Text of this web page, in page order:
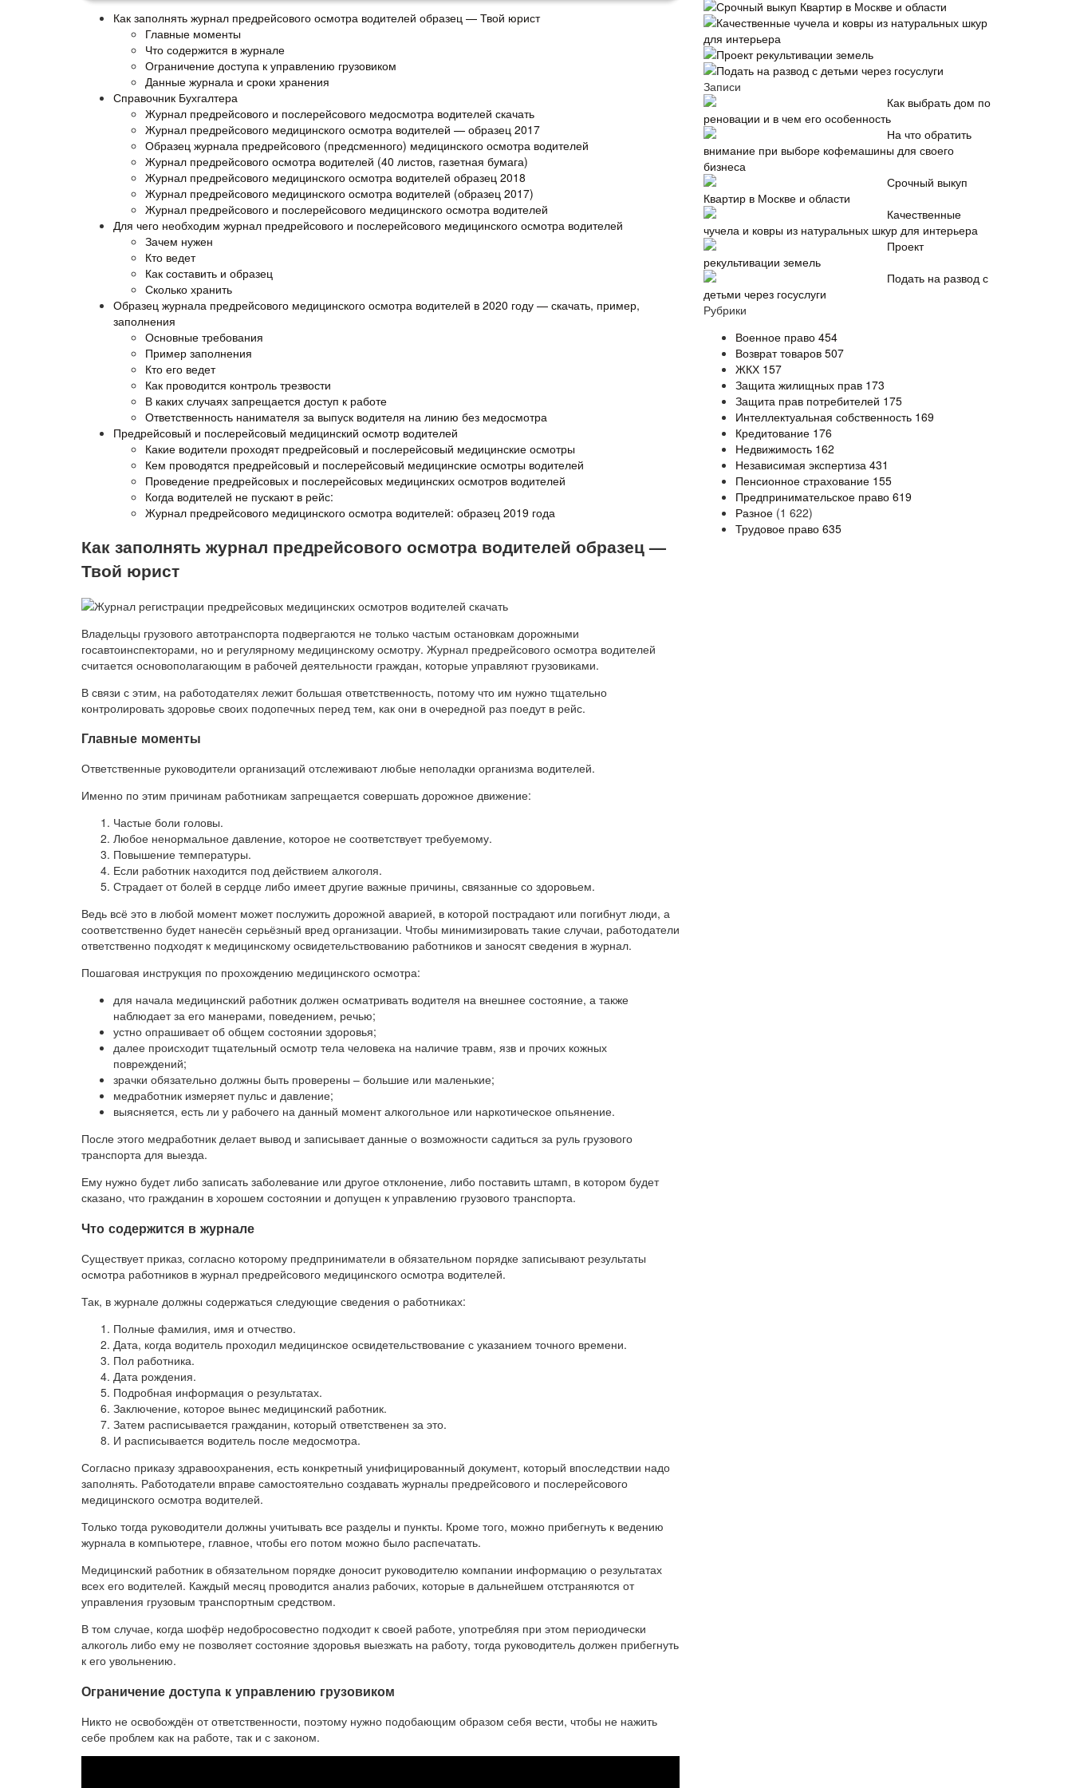
Как заполнять журнал предрейсового осмотра водителей образец — Твой юрист
Главные моменты
Что содержится в журнале
Ограничение доступа к управлению грузовиком
Данные журнала и сроки хранения
Справочник Бухгалтера
Журнал предрейсового и послерейсового медосмотра водителей скачать
Журнал предрейсового медицинского осмотра водителей — образец 2017
Образец журнала предрейсового (предсменного) медицинского осмотра водителей
Журнал предрейсового осмотра водителей (40 листов, газетная бумага)
Журнал предрейсового медицинского осмотра водителей образец 2018
Журнал предрейсового медицинского осмотра водителей (образец 2017)
Журнал предрейсового и послерейсового медицинского осмотра водителей
Для чего необходим журнал предрейсового и послерейсового медицинского осмотра водителей
Зачем нужен
Кто ведет
Как составить и образец
Сколько хранить
Образец журнала предрейсового медицинского осмотра водителей в 2020 году — скачать, пример,
заполнения
Основные требования
Пример заполнения
Кто его ведет
Как проводится контроль трезвости
В каких случаях запрещается доступ к работе
Ответственность нанимателя за выпуск водителя на линию без медосмотра
Предрейсовый и послерейсовый медицинский осмотр водителей
Какие водители проходят предрейсовый и послерейсовый медицинские осмотры
Кем проводятся предрейсовый и послерейсовый медицинские осмотры водителей
Проведение предрейсовых и послерейсовых медицинских осмотров водителей
Когда водителей не пускают в рейс:
Журнал предрейсового медицинского осмотра водителей: образец 2019 года
Как заполнять журнал предрейсового осмотра водителей образец —
Твой юрист
Владельцы грузового автотранспорта подвергаются не только частым остановкам дорожными
госавтоинспекторами, но и регулярному медицинскому осмотру. Журнал предрейсового осмотра водителей
считается основополагающим в рабочей деятельности граждан, которые управляют грузовиками.
В связи с этим, на работодателях лежит большая ответственность, потому что им нужно тщательно
контролировать здоровье своих подопечных перед тем, как они в очередной раз поедут в рейс.
Главные моменты
Ответственные руководители организаций отслеживают любые неполадки организма водителей.
Именно по этим причинам работникам запрещается совершать дорожное движение:
Частые боли головы.
Любое ненормальное давление, которое не соответствует требуемому.
Повышение температуры.
Если работник находится под действием алкоголя.
Страдает от болей в сердце либо имеет другие важные причины, связанные со здоровьем.
Ведь всё это в любой момент может послужить дорожной аварией, в которой пострадают или погибнут люди, а
соответственно будет нанесён серьёзный вред организации. Чтобы минимизировать такие случаи, работодатели
ответственно подходят к медицинскому освидетельствованию работников и заносят сведения в журнал.
Пошаговая инструкция по прохождению медицинского осмотра:
для начала медицинский работник должен осматривать водителя на внешнее состояние, а также
наблюдает за его манерами, поведением, речью;
устно опрашивает об общем состоянии здоровья;
далее происходит тщательный осмотр тела человека на наличие травм, язв и прочих кожных
повреждений;
зрачки обязательно должны быть проверены – большие или маленькие;
медработник измеряет пульс и давление;
выясняется, есть ли у рабочего на данный момент алкогольное или наркотическое опьянение.
После этого медработник делает вывод и записывает данные о возможности садиться за руль грузового
транспорта для выезда.
Ему нужно будет либо записать заболевание или другое отклонение, либо поставить штамп, в котором будет
сказано, что гражданин в хорошем состоянии и допущен к управлению грузового транспорта.
Что содержится в журнале
Существует приказ, согласно которому предприниматели в обязательном порядке записывают результаты
осмотра работников в журнал предрейсового медицинского осмотра водителей.
Так, в журнале должны содержаться следующие сведения о работниках:
Полные фамилия, имя и отчество.
Дата, когда водитель проходил медицинское освидетельствование с указанием точного времени.
Пол работника.
Дата рождения.
Подробная информация о результатах.
Заключение, которое вынес медицинский работник.
Затем расписывается гражданин, который ответственен за это.
И расписывается водитель после медосмотра.
Согласно приказу здравоохранения, есть конкретный унифицированный документ, который впоследствии надо
заполнять. Работодатели вправе самостоятельно создавать журналы предрейсового и послерейсового
медицинского осмотра водителей.
Только тогда руководители должны учитывать все разделы и пункты. Кроме того, можно прибегнуть к ведению
журнала в компьютере, главное, чтобы его потом можно было распечатать.
Медицинский работник в обязательном порядке доносит руководителю компании информацию о результатах
всех его водителей. Каждый месяц проводится анализ рабочих, которые в дальнейшем отстраняются от
управления грузовым транспортным средством.
В том случае, когда шофёр недобросовестно подходит к своей работе, употребляя при этом периодически
алкоголь либо ему не позволяет состояние здоровья выезжать на работу, тогда руководитель должен прибегнуть
к его увольнению.
Ограничение доступа к управлению грузовиком
Никто не освобождён от ответственности, поэтому нужно подобающим образом себя вести, чтобы не нажить
себе проблем как на работе, так и с законом.
Срочный выкуп Квартир в Москве и области
Качественные чучела и ковры из натуральных шкур
для интерьера
Проект рекультивации земель
Подать на развод с детьми через госуслуги
Записи
Как выбрать дом по
реновации и в чем его особенность
На что обратить
внимание при выборе кофемашины для своего
бизнеса
Срочный выкуп
Квартир в Москве и области
Качественные
чучела и ковры из натуральных шкур для интерьера
Проект
рекультивации земель
Подать на развод с
детьми через госуслуги
Рубрики
Военное право 454
Возврат товаров 507
ЖКХ 157
Защита жилищных прав 173
Защита прав потребителей 175
Интеллектуальная собственность 169
Кредитование 176
Недвижимость 162
Независимая экспертиза 431
Пенсионное страхование 155
Предпринимательское право 619
Разное (1 622)
Трудовое право 635